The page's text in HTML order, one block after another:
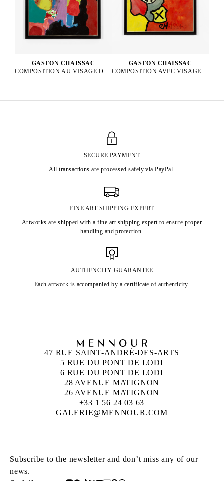
GASTON CHAISSAC
GASTON CHAISSAC
SECURE PAYMENT
All transactions are processed safely via PayPal.
FINE ART SHIPPING EXPERT
Artworks are shipped with a fine art shipping expert to ensure proper
handling and protection.
AUTHENCITY GUARANTEE
Each artwork is accompanied by a certificate of authenticity.
47 RUE SAINT-ANDRÉ-DES-ARTS
5 RUE DU PONT DE LODI
6 RUE DU PONT DE LODI
28 AVENUE MATIGNON
26 AVENUE MATIGNON
+33 1 56 24 03 63
GALERIE@MENNOUR.COM
Subscribe to the newsletter and don’t miss any of our
news.